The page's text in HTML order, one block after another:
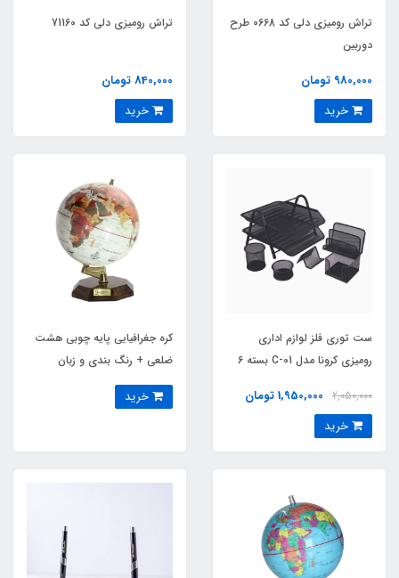
تراش رومیزی دلی کد 0668 طرح
دوربین
980,000 تومان
تراش رومیزی دلی کد 71160
840,000 تومان
ست توری فلز لوازم اداری
رومیزی کرونا مدل C-01 بسته 6
2,050,000 1,950,000 تومان
کره جغرافیایی پایه چوبی هشت
ضلعی + رنگ بندی و زبان